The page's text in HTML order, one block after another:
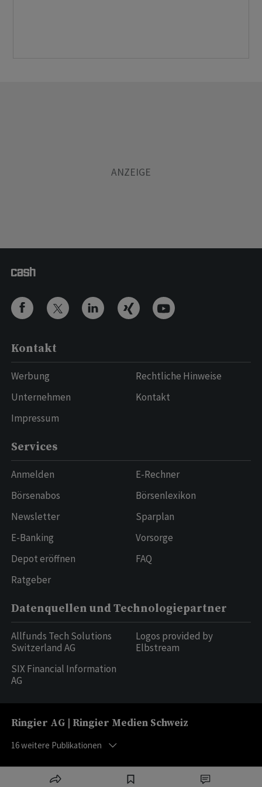
Kontakt
Werbung
Unternehmen
Impressum
Rechtliche Hinweise
Kontakt
Services
Anmelden
Börsenabos
Newsletter
E-Banking
Depot eröffnen
Ratgeber
E-Rechner
Börsenlexikon
Sparplan
Vorsorge
FAQ
Datenquellen und Technologiepartner
Allfunds Tech Solutions
Switzerland AG
SIX Financial Information
AG
Logos provided by
Elbstream
Ringier AG | Ringier Medien Schweiz
16weitere Publikationen